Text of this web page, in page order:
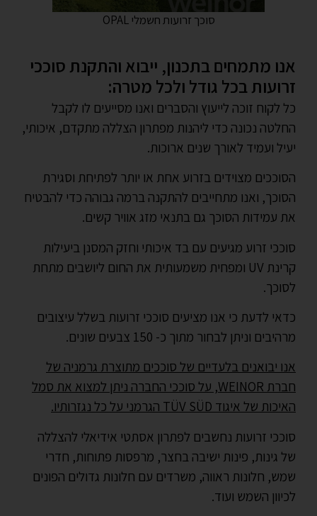
סוכך זרועות חשמלי OPAL
אנו מתמחים בתכנון, ייבוא והתקנת סוככי
זרועות בכל גודל ולכל מטרה:
כל לקוח זוכה לייעוץ והסברים ואנו מסייעים לו לקבל
החלטה נכונה כדי ליהנות מפתרון הצללה מתקדם, איכותי,
יעיל ועמיד לאורך שנים ארוכות.
הסוככים מצוידים בזרוע אחת או יותר לפתיחת וסגירת
הסוכך, ואנו מתחייבים להתקנה ברמה גבוהה כדי להבטיח
את עמידות הסוכך גם בתנאי מזג אוויר קשים.
סוככי זרוע מגיעים עם בד איכותי וחזק המסנן ביעילות
קרינת UV ומפחית משמעותית את החום ליושבים מתחת
לסוכך.
כדאי לדעת כי אנו מציעים סוככי זרועות בשלל עיצובים
מרהיבים וניתן לבחור מתוך כ- 150 צבעים שונים
.
אנו יבואנים בלעדיים של סוככים מתוצרת גרמניה של
חברת WEINOR, על סוככי החברה ניתן למצוא את סמל
האיכות של איגוד TÜV SÜD הגרמני על כל נגזרותיו.
סוככי זרועות נחשבים לפתרון אסתטי אידיאלי להצללה
של גינות, פינות ישיבה בחצר, מרפסות פתוחות, חדרי
שמש, חלונות ראווה, משרדים עם חלונות גדולים הפונים
לכיוון השמש ועוד.